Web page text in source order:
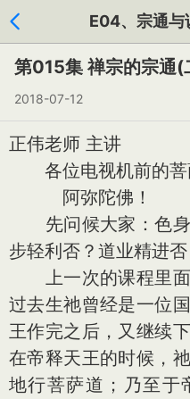
E04、宗通与
第015集 禅宗的宗通(
2018-07-12
正伟老师 主讲
各位电视机前的菩
阿弥陀佛！
先问候大家：色身
步轻利否？道业精进
上一次的课程里面
过去生祂曾经是一位
王作完之后，又继续
在帝释天王的时候，
地行菩萨道；乃至于